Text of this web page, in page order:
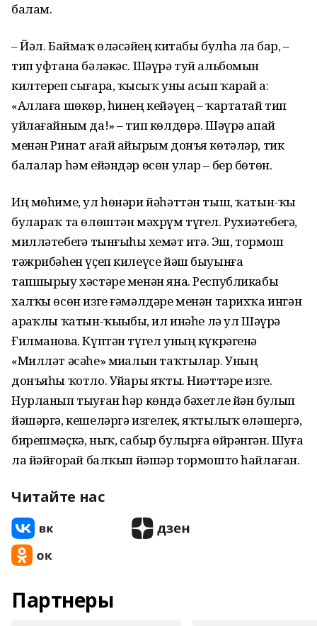
балам.
– Йәл. Баймаҡ өләсәйҙең китабы булһа ла бар, –
тип уфтана бәләкәс. Шәүрә туй альбомын
килтереп сығара, ҡыҙсыҡ уны асып ҡарай ҙа:
«Аллаға шөкөр, һинең кейәүең – ҡартатай тип
уйлағайным да!» – тип көлдөрә. Шәүрә апай
менән Ринат ағай айырым донъя көтәләр, тик
балалар һәм ейәндәр өсөн улар – бер бөтөн.
Иң мөһиме, ул һөнәри йәһәттән тыш, ҡатын-ҡыҙ
булараҡ та өлөштән мәхрүм түгел. Рухиәтебеҙгә,
милләтебеҙгә тынғыһыҙ хеҙмәт итә. Эш, тормош
тәжрибәһен үҫеп килеүсе йәш быуынға
тапшырыу хәстәре менән яна. Республикабыҙ
халҡы өсөн изге ғәмәлдәре менән тарихҡа ингән
арҙаҡлы ҡатын-ҡыҙыбыҙ, ил инәһе лә ул Шәүрә
Ғилманова. Күптән түгел уның күкрәгенә
«Милләт әсәһе» миҙалын таҡтылар. Уның
донъяһы ҡотло. Уйҙары яҡты. Ниәттәре изге.
Нурланып тыуған һәр көндә бәхетле йән булып
йәшәргә, кешеләргә изгелек, яҡтылыҡ өләшергә,
бирешмәҫкә, ныҡ, сабыр булырға өйрәнгән. Шуға
ла йәйғорҙай балҡып йәшәр тормошто һайлаған.
Читайте нас
Партнеры